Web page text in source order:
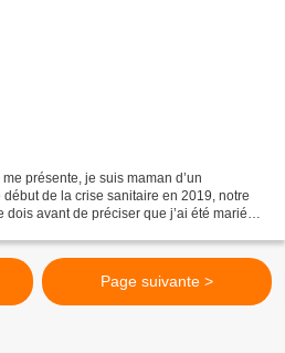
présente, je suis maman d’un
de la crise sanitaire en 2019, notre
dois avant de préciser que j’ai été mariée
Page suivante >